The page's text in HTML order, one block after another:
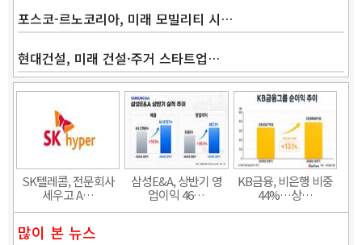
포스코-르노코리아, 미래 모빌리티 시…
현대건설, 미래 건설·주거 스타트업…
SK텔레콤, 전문회사
세우고 A…
삼성E&A, 상반기 영
업이익 46…
KB금융, 비은행 비중
44%…상…
많이 본 뉴스